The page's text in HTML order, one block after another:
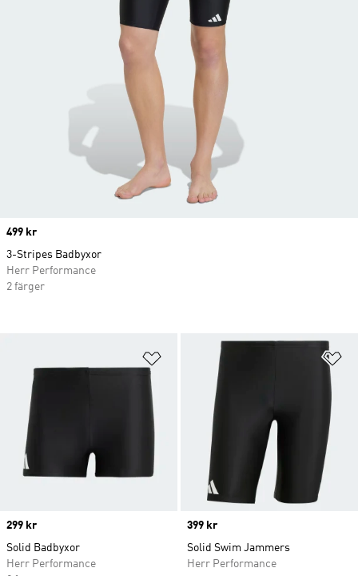
Lägg till på önskelistan
Price
299 kr
Solid Badbyxor
Herr Performance
Price
399 kr
Solid Swim Jammers
Herr Performance
Price
499 kr
3-Stripes Badbyxor
Herr Performance
2 färger